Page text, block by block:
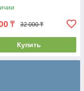
₸ 32 000 ₸
Купить